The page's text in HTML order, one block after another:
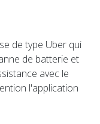
de type Uber qui
de batterie et
avec le
l'application